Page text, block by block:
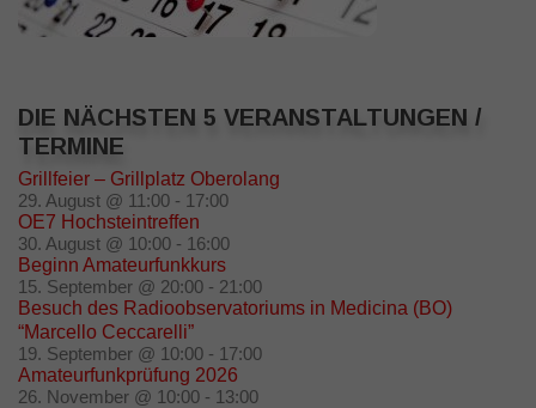
DIE NÄCHSTEN 5 VERANSTALTUNGEN /
TERMINE
Grillfeier – Grillplatz Oberolang
29. August @ 11:00 - 17:00
OE7 Hochsteintreffen
30. August @ 10:00 - 16:00
Beginn Amateurfunkkurs
15. September @ 20:00 - 21:00
Besuch des Radioobservatoriums in Medicina (BO)
“Marcello Ceccarelli”
19. September @ 10:00 - 17:00
Amateurfunkprüfung 2026
26. November @ 10:00 - 13:00